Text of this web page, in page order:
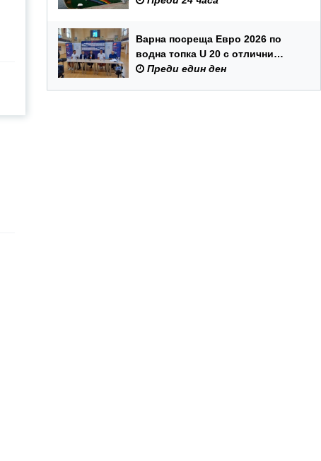
Варна посреща Евро 2026 по
водна топка U 20 с отлични
условия на състезателните
Преди един ден